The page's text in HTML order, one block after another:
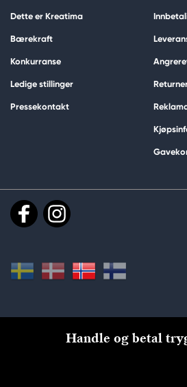
Dette er Kreatima
Bærekraft
Konkurranse
Ledige stillinger
Pressekontakt
Handle og betal